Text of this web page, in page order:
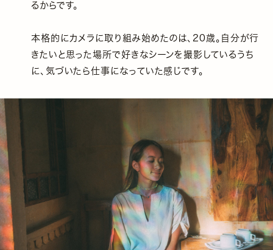
るからです。
本格的にカメラに取り組み始めたのは、20歳。自分が行
きたいと思った場所で好きなシーンを撮影しているうち
に、気づいたら仕事になっていた感じです。